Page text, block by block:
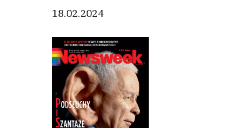
18.02.2024